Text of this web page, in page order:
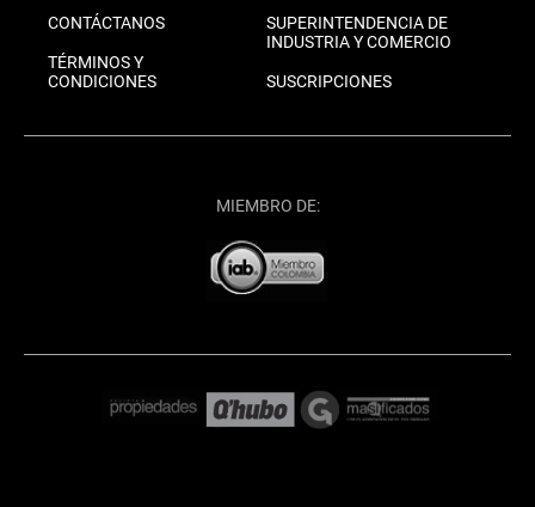
CONTÁCTANOS
TÉRMINOS Y
CONDICIONES
SUPERINTENDENCIA DE
INDUSTRIA Y COMERCIO
SUSCRIPCIONES
MIEMBRO DE: